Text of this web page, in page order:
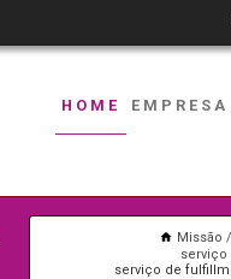
HOME EMPRESA
Missão
serviço
serviço de